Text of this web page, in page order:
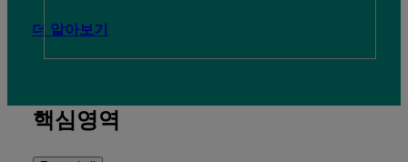
더 알아보기
핵심영역